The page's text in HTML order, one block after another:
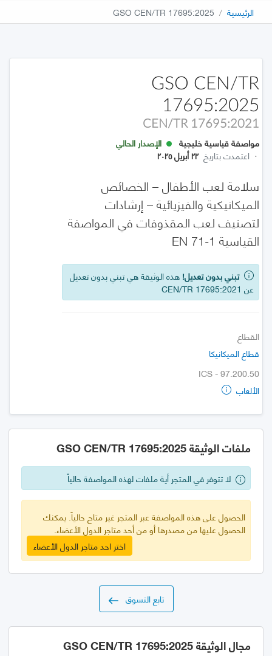
الرئيسية GSO CEN/TR 17695:2025
GSO CEN/TR
17695:2025
CEN/TR 17695:2021
مواصفة قياسية خليجية
الإصدار الحالي
· اعتمدت بتاريخ ٢٢ أبريل ٢٠٢٥
سلامة لعب الأطفال – الخصائص
الميكانيكية والفيزيائية – إرشادات
لتصنيف لعب المقذوفات في المواصفة
القياسية EN 71-1
تبني بدون تعديل! هذه الوثيقة هي تبني بدون تعديل
عن CEN/TR 17695:2021
القطاع
قطاع الميكانيكا
ICS - 97.200.50
الألعاب
ملفات الوثيقة GSO CEN/TR 17695:2025
لا تتوفر في المتجر أية ملفات لهذه المواصفة حالياً
الحصول على هذه المواصفة عبر المتجر غير متاح حالياً. يمكنك
الحصول عليها من مصدرها أو من أحد متاجر الدول الأعضاء.
اختر احد متاجر الدول الأعضاء
تابع التسوق
مجال الوثيقة GSO CEN/TR 17695:2025